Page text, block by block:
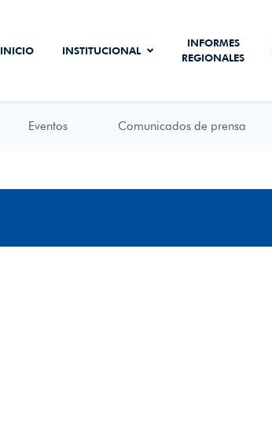
INICIO INSTITUCIONAL
INFORMES
REGIONALES
Eventos Comunicados de prensa